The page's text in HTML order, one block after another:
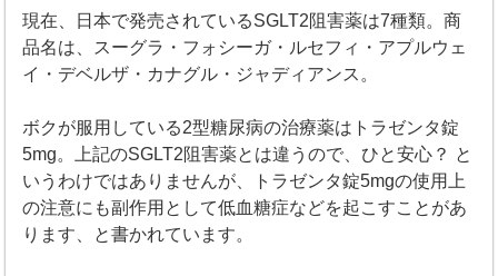
現在、日本で発売されているSGLT2阻害薬は7種類。商
品名は、スーグラ・フォシーガ・ルセフィ・アプルウェ
イ・デベルザ・カナグル・ジャディアンス。
ボクが服用している2型糖尿病の治療薬はトラゼンタ錠
5mg。上記のSGLT2阻害薬とは違うので、ひと安心？ と
いうわけではありませんが、トラゼンタ錠5mgの使用上
の注意にも副作用として低血糖症などを起こすことがあ
ります、と書かれています。